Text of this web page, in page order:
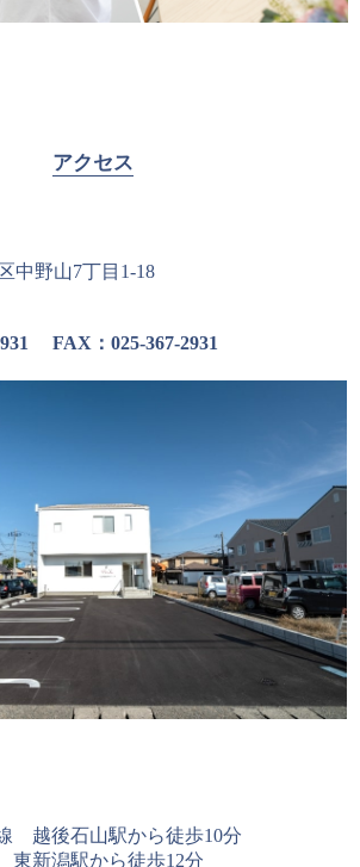
アクセス
中野山7丁目1-18
FAX：025-367-2931
越後石山駅から徒歩10分
新潟駅から徒歩12分